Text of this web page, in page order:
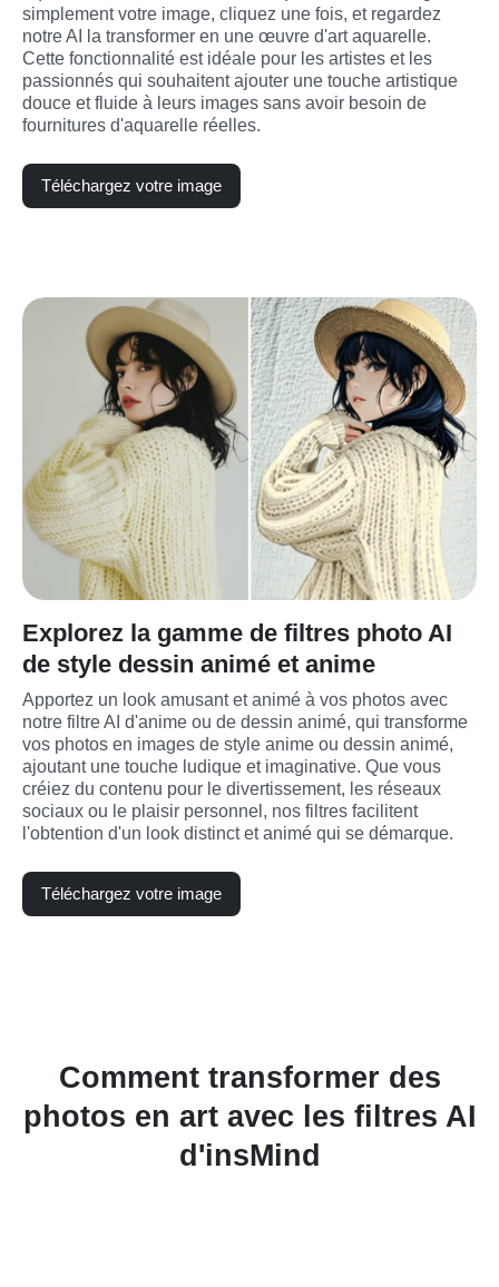
simplement votre image, cliquez une fois, et regardez
notre AI la transformer en une œuvre d'art aquarelle.
Cette fonctionnalité est idéale pour les artistes et les
passionnés qui souhaitent ajouter une touche artistique
douce et fluide à leurs images sans avoir besoin de
fournitures d'aquarelle réelles.
Téléchargez votre image
Explorez la gamme de filtres photo AI
de style dessin animé et anime
Apportez un look amusant et animé à vos photos avec
notre filtre AI d'anime ou de dessin animé, qui transforme
vos photos en images de style anime ou dessin animé,
ajoutant une touche ludique et imaginative. Que vous
créiez du contenu pour le divertissement, les réseaux
sociaux ou le plaisir personnel, nos filtres facilitent
l'obtention d'un look distinct et animé qui se démarque.
Téléchargez votre image
Comment transformer des
photos en art avec les filtres AI
d'insMind